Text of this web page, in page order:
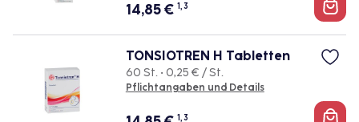
14,85€ 1, 3
TONSIOTREN H Tabletten
60 St. • 0,25 € / St.
Pflichtangaben und Details
1, 3